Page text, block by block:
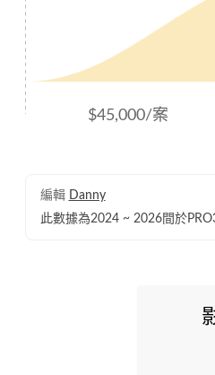
$45,000/案
編輯 Danny
此數據為2024 ~ 2026間於